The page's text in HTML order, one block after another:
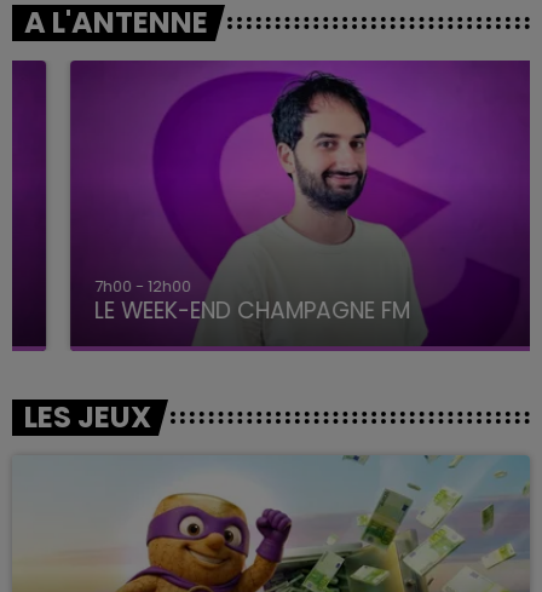
A L'ANTENNE
7h00 - 12h00
LE WEEK-END CHAMPAGNE FM
LES JEUX